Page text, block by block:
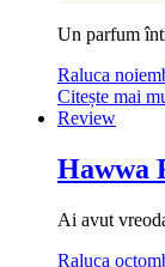
Un parfum
Raluca
Citește mai
Review
Hawwa
Ai avut
Raluca